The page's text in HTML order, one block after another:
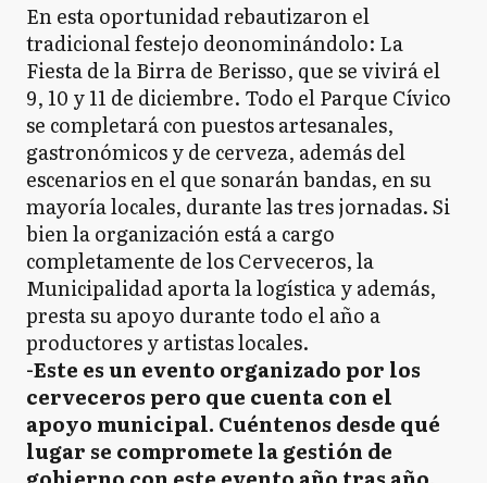
En esta oportunidad rebautizaron el
tradicional festejo deonominándolo: La
Fiesta de la Birra de Berisso, que se vivirá el
9, 10 y 11 de diciembre. Todo el Parque Cívico
se completará con puestos artesanales,
gastronómicos y de cerveza, además del
escenarios en el que sonarán bandas, en su
mayoría locales, durante las tres jornadas. Si
bien la organización está a cargo
completamente de los Cerveceros, la
Municipalidad aporta la logística y además,
presta su apoyo durante todo el año a
productores y artistas locales.
-Este es un evento organizado por los
cerveceros pero que cuenta con el
apoyo municipal. Cuéntenos desde qué
lugar se compromete la gestión de